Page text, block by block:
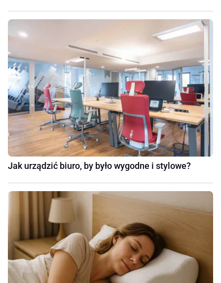
Jak urządzić biuro, by było wygodne i stylowe?